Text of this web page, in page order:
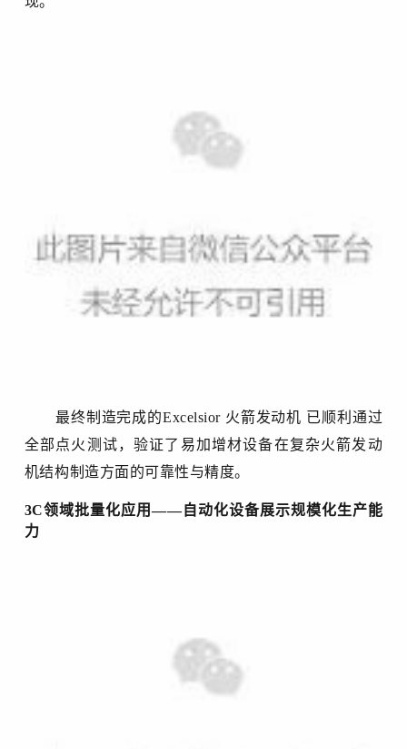
最终制造完成的Excelsior 火箭发动机 已顺利通过
全部点火测试，验证了易加增材设备在复杂火箭发动
机结构制造方面的可靠性与精度。
3C领域批量化应用——自动化设备展示规模化生产能
力